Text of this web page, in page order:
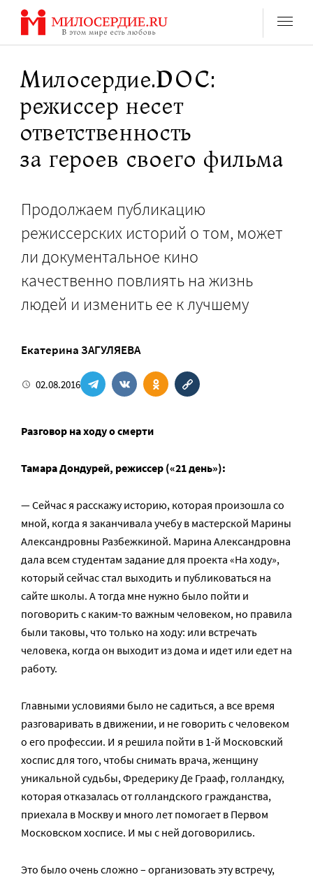
Перейти
содержанию
Милосердие.DOC:
режиссер несет
ответственность
за героев своего фильма
Продолжаем публикацию
режиссерских историй о том, может
ли документальное кино
качественно повлиять на жизнь
людей и изменить ее к лучшему
Екатерина ЗАГУЛЯЕВА
02.08.2016
Разговор на ходу о смерти
Тамара Дондурей, режиссер («21 день»):
— Сейчас я расскажу историю, которая произошла со
мной, когда я заканчивала учебу в мастерской Марины
Александровны Разбежкиной. Марина Александровна
дала всем студентам задание для проекта «На ходу»,
который сейчас стал выходить и публиковаться на
сайте школы. А тогда мне нужно было пойти и
поговорить с каким-то важным человеком, но правила
были таковы, что только на ходу: или встречать
человека, когда он выходит из дома и идет или едет на
работу.
Главными условиями было не садиться, а все время
разговаривать в движении, и не говорить с человеком
о его профессии. И я решила пойти в 1-й Московский
хоспис для того, чтобы снимать врача, женщину
уникальной судьбы, Фредерику Де Грааф, голландку,
которая отказалась от голландского гражданства,
приехала в Москву и много лет помогает в Первом
Московском хосписе. И мы с ней договорились.
Это было очень сложно – организовать эту встречу,